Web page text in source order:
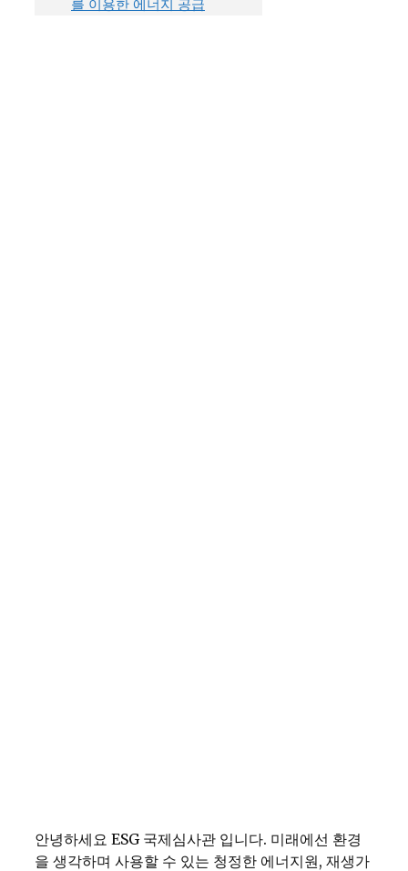
를 이용한 에너지 공급
안녕하세요 ESG 국제심사관 입니다. 미래에선 환경
을 생각하며 사용할 수 있는 청정한 에너지원, 재생가